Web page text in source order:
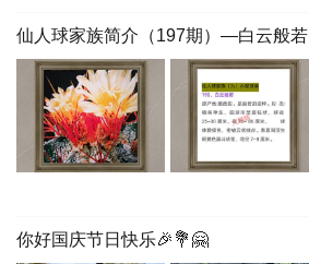
仙人球家族简介（197期）—白云般若
你好国庆节日快乐🎉💐🤗